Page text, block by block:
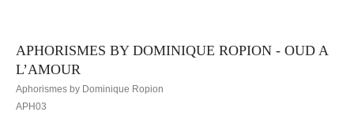
APHORISMES BY DOMINIQUE ROPION - OUD A
L’AMOUR
Aphorismes by Dominique Ropion
APH03